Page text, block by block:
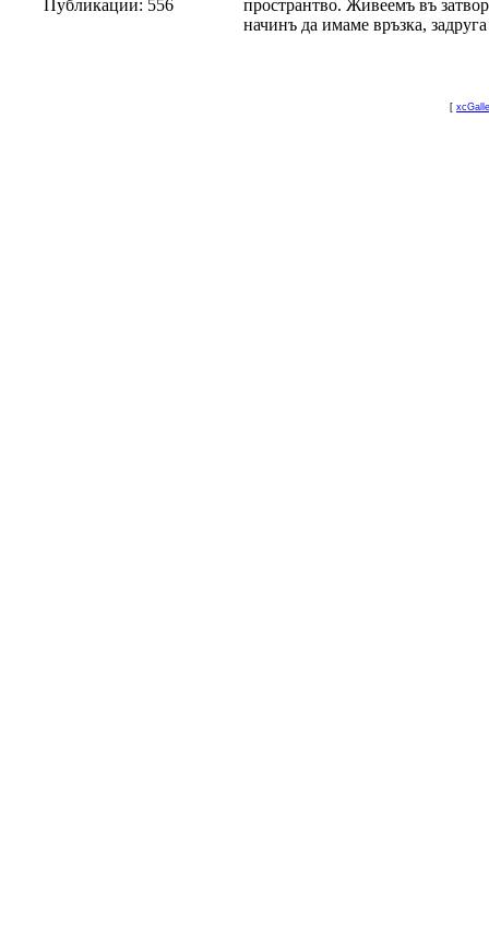
Публикации: 556
пространтво. Живеемъ въ
начинъ да имаме връзка,
[